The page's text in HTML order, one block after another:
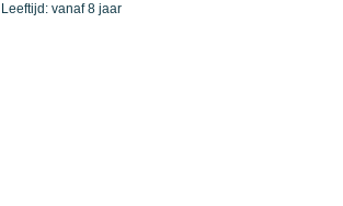
Leeftijd: vanaf 8 jaar